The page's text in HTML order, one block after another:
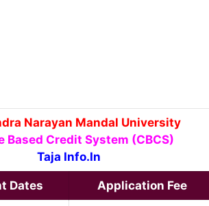
Narayan Mandal University
Based Credit System (CBCS)
Taja Info.In
Dates Application Fee